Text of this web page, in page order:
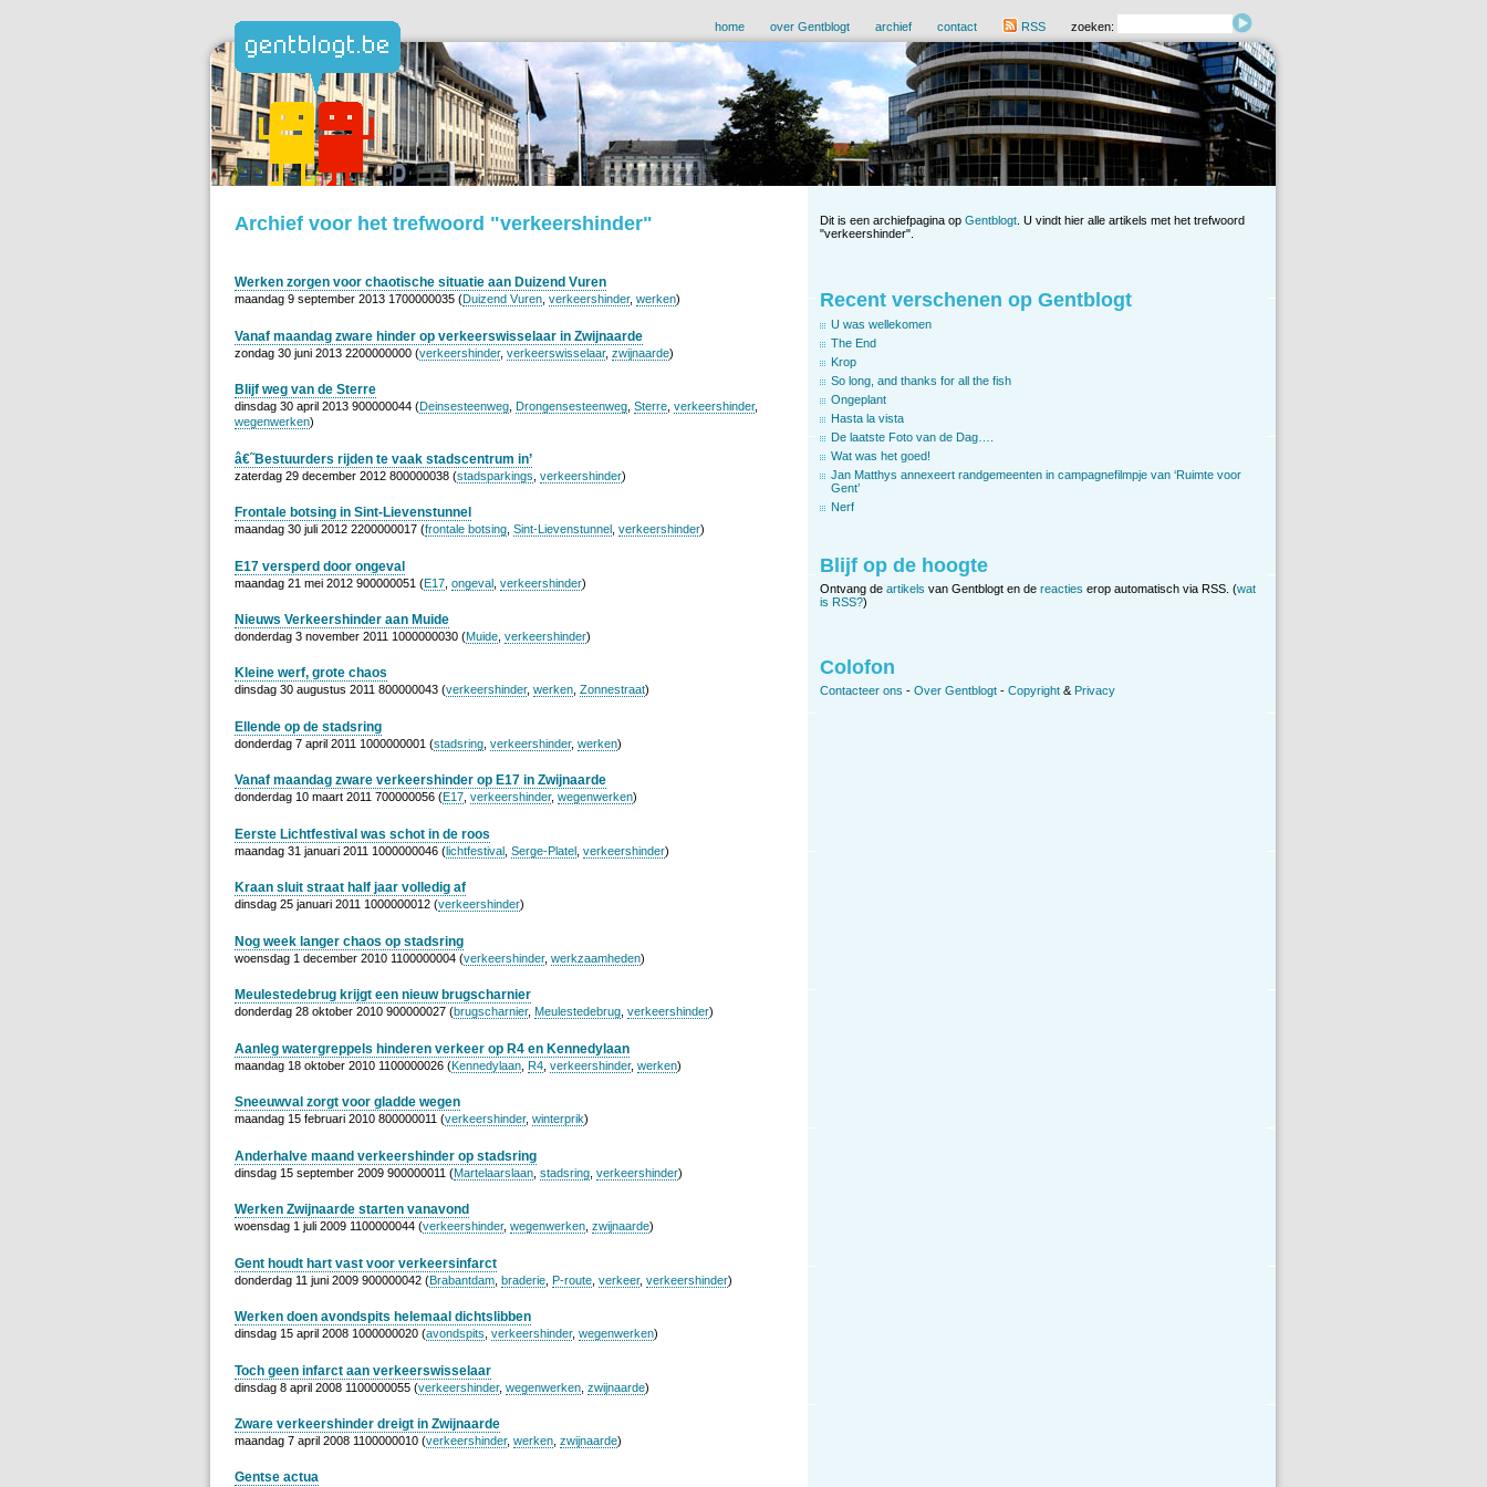
home over Gentblogt archief contact RSS zoeken:
Archief voor het trefwoord "verkeershinder"
Werken zorgen voor chaotische situatie aan Duizend Vuren
maandag 9 september 2013 1700000035 (Duizend Vuren verkeershinder, werken)
Vanaf maandag zware hinder op verkeerswisselaar in Zwijnaarde
zondag 30 juni 2013 2200000000 (verkeershinder, verkeerswisselaar, zwijnaarde)
Blijf weg van de Sterre
dinsdag 30 april 2013 900000044 (Deinsesteenweg Drongensesteenweg Sterre verkeershinder,
wegenwerken)
â€˜Bestuurders rijden te vaak stadscentrum in’
zaterdag 29 december 2012 800000038 (stadsparkings verkeershinder)
Frontale botsing in Sint-Lievenstunnel
maandag 30 juli 2012 2200000017 (frontale botsing Sint-Lievenstunnel verkeershinder)
E17 versperd door ongeval
maandag 21 mei 2012 900000051 (E17 ongeval verkeershinder)
Nieuws Verkeershinder aan Muide
donderdag 3 november 2011 1000000030 (Muide verkeershinder)
Kleine werf, grote chaos
dinsdag 30 augustus 2011 800000043 (verkeershinder, werken, Zonnestraat)
Ellende op de stadsring
donderdag 7 april 2011 1000000001 (stadsring verkeershinder, werken)
Vanaf maandag zware verkeershinder op E17 in Zwijnaarde
donderdag 10 maart 2011 700000056 (E17 verkeershinder, wegenwerken)
Eerste Lichtfestival was schot in de roos
maandag 31 januari 2011 1000000046 (lichtfestival Serge-Platel verkeershinder)
Kraan sluit straat half jaar volledig af
dinsdag 25 januari 2011 1000000012 (verkeershinder)
Nog week langer chaos op stadsring
woensdag 1 december 2010 1100000004 (verkeershinder, werkzaamheden)
Meulestedebrug krijgt een nieuw brugscharnier
donderdag 28 oktober 2010 900000027 (brugscharnier, Meulestedebrug verkeershinder)
Aanleg watergreppels hinderen verkeer op R4 en Kennedylaan
maandag 18 oktober 2010 1100000026 (Kennedylaan R4 verkeershinder, werken)
Sneeuwval zorgt voor gladde wegen
maandag 15 februari 2010 800000011 (verkeershinder, winterprik)
Anderhalve maand verkeershinder op stadsring
dinsdag 15 september 2009 900000011 (Martelaarslaan stadsring verkeershinder)
Werken Zwijnaarde starten vanavond
woensdag 1 juli 2009 1100000044 (verkeershinder, wegenwerken zwijnaarde)
Gent houdt hart vast voor verkeersinfarct
donderdag 11 juni 2009 900000042 (Brabantdam braderie P-route verkeer, verkeershinder)
Werken doen avondspits helemaal dichtslibben
dinsdag 15 april 2008 1000000020 (avondspits verkeershinder, wegenwerken)
Toch geen infarct aan verkeerswisselaar
dinsdag 8 april 2008 1100000055 (verkeershinder, wegenwerken zwijnaarde)
Zware verkeershinder dreigt in Zwijnaarde
maandag 7 april 2008 1100000010 (verkeershinder, werken zwijnaarde)
Gentse actua
Dit is een archiefpagina op Gentblogt . U vindt hier alle artikels met het trefwoord
"verkeershinder".
Recent verschenen op Gentblogt
U was wellekomen
The End
Krop
So long, and thanks for all the fish
Ongeplant
Hasta la vista
De laatste Foto van de Dag….
Wat was het goed!
Jan Matthys annexeert randgemeenten in campagnefilmpje van ‘Ruimte voor
Gent’
Nerf
Blijf op de hoogte
Ontvang de artikels van Gentblogt en de reacties erop automatisch via RSS. (wat
is RSS?)
Colofon
Contacteer ons - Over Gentblogt - Copyright & Privacy